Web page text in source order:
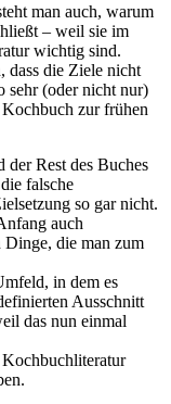
man auch, warum
– weil sie im
wichtig sind.
dass die Ziele nicht
sehr (oder nicht nur)
zur frühen
der Rest des Buches
falsche
so gar nicht.
auch
Dinge, die man zum
in dem es
Ausschnitt
das nun einmal